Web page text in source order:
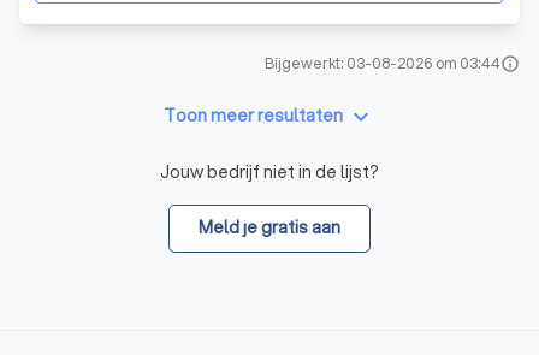
Bijgewerkt: 03-08-2026 om 03:44info
Toon meer resultaten keyboard_arrow_down
Jouw bedrijf niet in de lijst?
Meld je gratis aan